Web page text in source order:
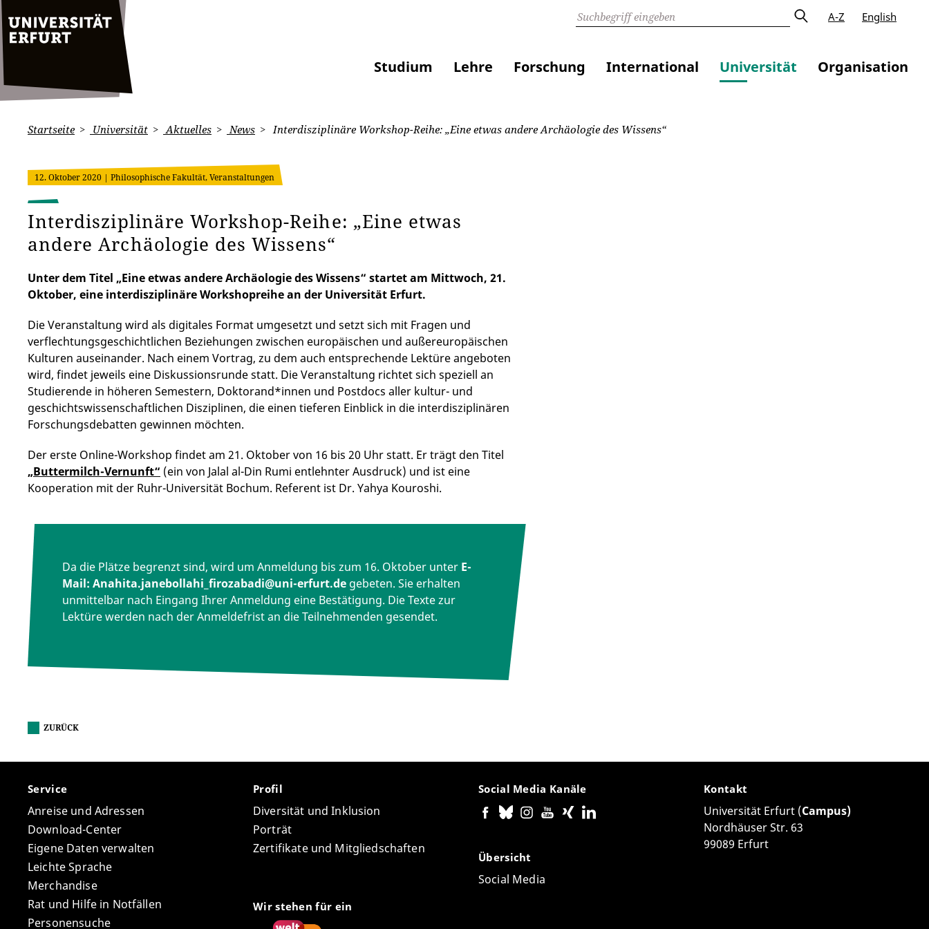
A-Z English
Studium Lehre Forschung International Universität Organisation
Startseite Universität Aktuelles News Interdisziplinäre Workshop-Reihe: „Eine etwas andere Archäologie des Wissens“
12. Oktober 2020 | Philosophische Fakultät, Veranstaltungen
Interdisziplinäre Workshop-Reihe: „Eine etwas
andere Archäologie des Wissens“
Unter dem Titel „Eine etwas andere Archäologie des Wissens“ startet am Mittwoch, 21.
Oktober, eine interdisziplinäre Workshopreihe an der Universität Erfurt.
Die Veranstaltung wird als digitales Format umgesetzt und setzt sich mit Fragen und
verflechtungsgeschichtlichen Beziehungen zwischen europäischen und außereuropäischen
Kulturen auseinander. Nach einem Vortrag, zu dem auch entsprechende Lektüre angeboten
wird, findet jeweils eine Diskussionsrunde statt. Die Veranstaltung richtet sich speziell an
Studierende in höheren Semestern, Doktorand*innen und Postdocs aller kultur- und
geschichtswissenschaftlichen Disziplinen, die einen tieferen Einblick in die interdisziplinären
Forschungsdebatten gewinnen möchten.
Der erste Online-Workshop findet am 21. Oktober von 16 bis 20 Uhr statt. Er trägt den Titel
„Buttermilch-Vernunft“ (ein von Jalal al-Din Rumi entlehnter Ausdruck) und ist eine
Kooperation mit der Ruhr-Universität Bochum. Referent ist Dr. Yahya Kouroshi.
Da die Plätze begrenzt sind, wird um Anmeldung bis zum 16. Oktober unter E-
Mail: Anahita.janebollahi_firozabadi@uni-erfurt.de gebeten. Sie erhalten
unmittelbar nach Eingang Ihrer Anmeldung eine Bestätigung. Die Texte zur
Lektüre werden nach der Anmeldefrist an die Teilnehmenden gesendet.
ZURÜCK
Service
Anreise und Adressen
Download-Center
Eigene Daten verwalten
Leichte Sprache
Merchandise
Rat und Hilfe in Notfällen
Personensuche
Profil
Diversität und Inklusion
Porträt
Zertifikate und Mitgliedschaften
Wir stehen für ein
Social Media Kanäle
Übersicht
Social Media
Kontakt
Universität Erfurt (Campus)
Nordhäuser Str. 63
99089 Erfurt